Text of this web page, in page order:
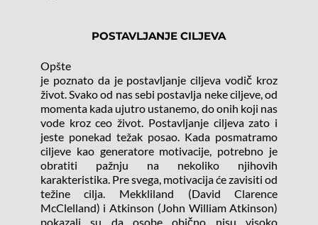
POSTAVLJANJE CILJEVA
Opšte
je poznato da je postavljanje ciljeva vodič kroz
život. Svako od nas sebi postavlja neke ciljeve, od
momenta kada ujutro ustanemo, do onih koji nas
vode kroz ceo život. Postavljanje ciljeva zato i
jeste ponekad težak posao. Kada posmatramo
ciljeve kao generatore motivacije, potrebno je
obratiti pažnju na nekoliko njihovih
karakteristika. Pre svega, motivacija će zavisiti od
težine cilja. Mekkliland (David Clarence
McClelland) i Atkinson (John William Atkinson)
pokazali su da osobe obično nisu visoko